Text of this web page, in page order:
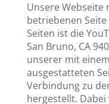
Unsere Webseite
betriebenen
Seiten ist die
San Bruno, CA
unserer mit
ausgestatteten
Verbindung zu
hergestellt.